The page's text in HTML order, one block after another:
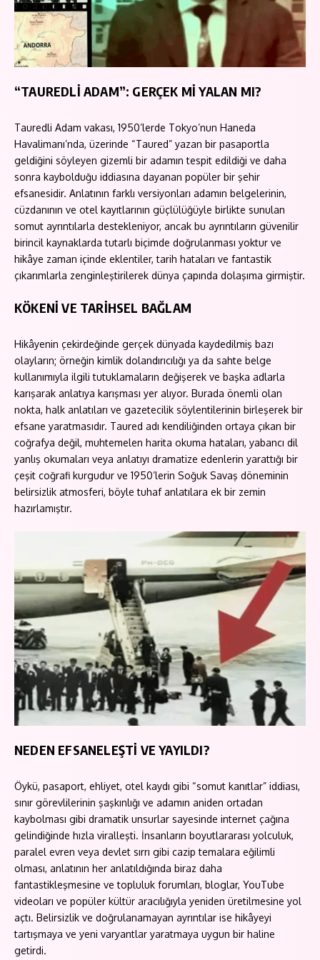
“TAUREDLİ ADAM”: GERÇEK Mİ YALAN MI?
Tauredli Adam vakası, 1950’lerde Tokyo’nun Haneda
Havalimanı’nda, üzerinde “Taured” yazan bir pasaportla
geldiğini söyleyen gizemli bir adamın tespit edildiği ve daha
sonra kaybolduğu iddiasına dayanan popüler bir şehir
efsanesidir. Anlatının farklı versiyonları adamın belgelerinin,
cüzdanının ve otel kayıtlarının güçlülüğüyle birlikte sunulan
somut ayrıntılarla destekleniyor, ancak bu ayrıntıların güvenilir
birincil kaynaklarda tutarlı biçimde doğrulanması yoktur ve
hikâye zaman içinde eklentiler, tarih hataları ve fantastik
çıkarımlarla zenginleştirilerek dünya çapında dolaşıma girmiştir.
KÖKENİ VE TARİHSEL BAĞLAM
Hikâyenin çekirdeğinde gerçek dünyada kaydedilmiş bazı
olayların; örneğin kimlik dolandırıcılığı ya da sahte belge
kullanımıyla ilgili tutuklamaların değişerek ve başka adlarla
karışarak anlatıya karışması yer alıyor. Burada önemli olan
nokta, halk anlatıları ve gazetecilik söylentilerinin birleşerek bir
efsane yaratmasıdır. Taured adı kendiliğinden ortaya çıkan bir
coğrafya değil, muhtemelen harita okuma hataları, yabancı dil
yanlış okumaları veya anlatıyı dramatize edenlerin yarattığı bir
çeşit coğrafi kurgudur ve 1950’lerin Soğuk Savaş döneminin
belirsizlik atmosferi, böyle tuhaf anlatılara ek bir zemin
hazırlamıştır.
NEDEN EFSANELEŞTİ VE YAYILDI?
Öykü, pasaport, ehliyet, otel kaydı gibi “somut kanıtlar” iddiası,
sınır görevlilerinin şaşkınlığı ve adamın aniden ortadan
kaybolması gibi dramatik unsurlar sayesinde internet çağına
gelindiğinde hızla viralleşti. İnsanların boyutlararası yolculuk,
paralel evren veya devlet sırrı gibi cazip temalara eğilimli
olması, anlatının her anlatıldığında biraz daha
fantastikleşmesine ve topluluk forumları, bloglar, YouTube
videoları ve popüler kültür aracılığıyla yeniden üretilmesine yol
açtı. Belirsizlik ve doğrulanamayan ayrıntılar ise hikâyeyi
tartışmaya ve yeni varyantlar yaratmaya uygun bir haline
getirdi.